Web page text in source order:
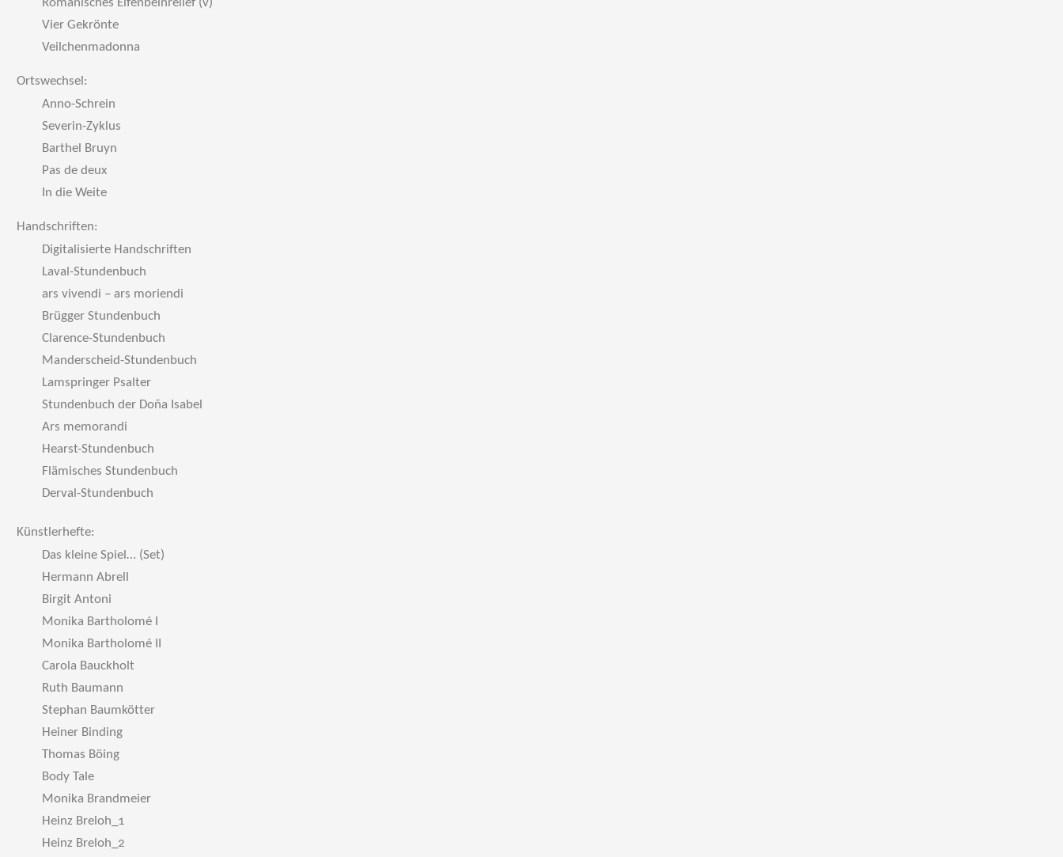
Romanisches Elfenbeinrelief (v)
Vier Gekrönte
Veilchenmadonna
Ortswechsel:
Anno-Schrein
Severin-Zyklus
Barthel Bruyn
Pas de deux
In die Weite
Handschriften:
Digitalisierte Handschriften
Laval-Stundenbuch
ars vivendi – ars moriendi
Brügger Stundenbuch
Clarence-Stundenbuch
Manderscheid-Stundenbuch
Lamspringer Psalter
Stundenbuch der Doña Isabel
Ars memorandi
Hearst-Stundenbuch
Flämisches Stundenbuch
Derval-Stundenbuch
Künstlerhefte:
Das kleine Spiel… (Set)
Hermann Abrell
Birgit Antoni
Monika Bartholomé I
Monika Bartholomé II
Carola Bauckholt
Ruth Baumann
Stephan Baumkötter
Heiner Binding
Thomas Böing
Body Tale
Monika Brandmeier
Heinz Breloh_1
Heinz Breloh_2